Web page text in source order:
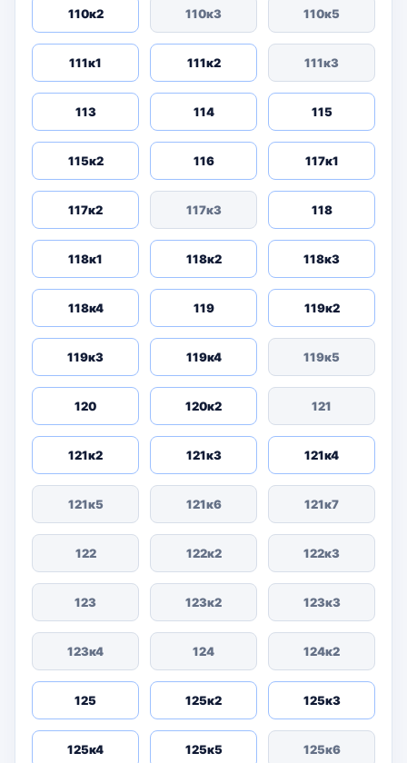
110к2 110к3 110к5
111к1 111к2 111к3
113 114 115
115к2 116 117к1
117к2 117к3 118
118к1 118к2 118к3
118к4 119 119к2
119к3 119к4 119к5
120 120к2 121
121к2 121к3 121к4
121к5 121к6 121к7
122 122к2 122к3
123 123к2 123к3
123к4 124 124к2
125 125к2 125к3
125к4 125к5 125к6